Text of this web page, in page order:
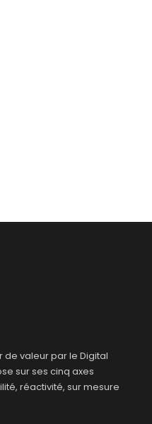
de valeur par le Digital
sur ses cinq axes
réactivité, sur mesure